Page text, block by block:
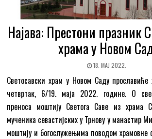
Најава: Престони празник
храма у Новом
18. МАЈ 2022.
Светосавски храм у Новом Саду прославиће
четвртак, 6/19. маја 2022. године. О
преноса моштију Светога Саве из храма
мученика севастијских у Трнову у манастир
моштију и богослужењима поводом храмовне